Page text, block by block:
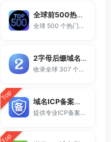
全球前500热门域名后缀排行
全球 500 个热门域名后缀排名，展示注册量排行、是否可备案、适用范围与用途简介，帮助企业与个人在 2025 年快速选择合适的顶级域名。
2字母后缀域名大全
收录全球 307 个两字符域名后缀。
Top 域名ICP备案查询
提供专业ICP备案查询与网站备案信息查询服务，支持域名备案号查询、网站是否备案检测及备案信息快速获取，适用于站长工具、域名检测与SEO分析。
Top